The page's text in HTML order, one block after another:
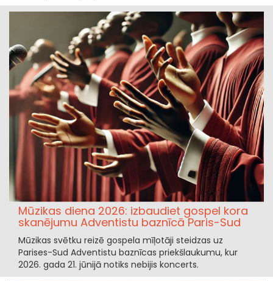
Mūzikas diena 2026: izbaudiet gospel kora
skanējumu Adventistu baznīcā Paris-Sud
Mūzikas svētku reizē gospela mīļotāji steidzas uz
Parises-Sud Adventistu baznīcas priekšlaukumu, kur
2026. gada 21. jūnijā notiks nebijis koncerts.